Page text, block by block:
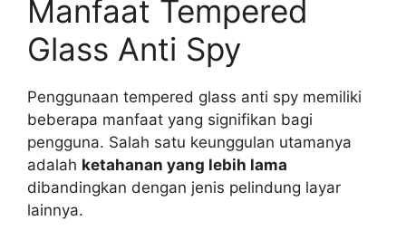
Manfaat Tempered
Glass Anti Spy
Penggunaan tempered glass anti spy memiliki
beberapa manfaat yang signifikan bagi
pengguna. Salah satu keunggulan utamanya
adalah ketahanan yang lebih lama
dibandingkan dengan jenis pelindung layar
lainnya.